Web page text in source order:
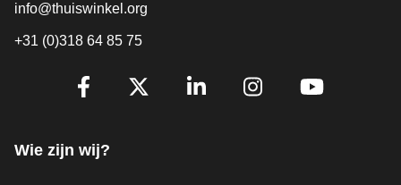
info@thuiswinkel.org
+31 (0)318 64 85 75
Volg je ons al?
Wie zijn wij?